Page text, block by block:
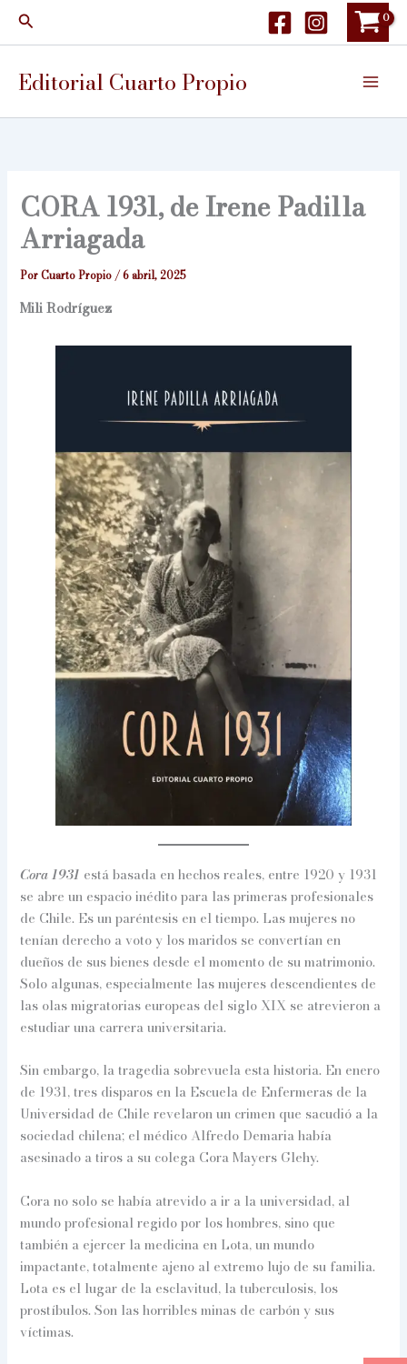
Buscar
Editorial Cuarto Propio
CORA 1931, de Irene Padilla
Arriagada
PorCuarto Propio /6 abril, 2025
Mili Rodríguez
Cora 1931 está basada en hechos reales, entre 1920 y 1931
se abre un espacio inédito para las primeras profesionales
de Chile. Es un paréntesis en el tiempo. Las mujeres no
tenían derecho a voto y los maridos se convertían en
dueños de sus bienes desde el momento de su matrimonio.
Solo algunas, especialmente las mujeres descendientes de
las olas migratorias europeas del siglo XIX se atrevieron a
estudiar una carrera universitaria.
Sin embargo, la tragedia sobrevuela esta historia. En enero
de 1931, tres disparos en la Escuela de Enfermeras de la
Universidad de Chile revelaron un crimen que sacudió a la
sociedad chilena; el médico Alfredo Demaria había
asesinado a tiros a su colega Cora Mayers Glehy.
Cora no solo se había atrevido a ir a la universidad, al
mundo profesional regido por los hombres, sino que
también a ejercer la medicina en Lota, un mundo
impactante, totalmente ajeno al extremo lujo de su familia.
Lota es el lugar de la esclavitud, la tuberculosis, los
prostíbulos. Son las horribles minas de carbón y sus
víctimas.